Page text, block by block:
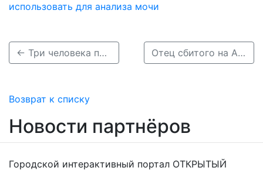
использовать для анализа мочи
← Три человека пострадали в ДТП с четырьмя авто на Сормовском шоссе Отец сбитого на Автозаводе школьника ищет свидетелей ДТП →
Возврат к списку
Новости партнёров
Городской интерактивный портал ОТКРЫТЫЙ